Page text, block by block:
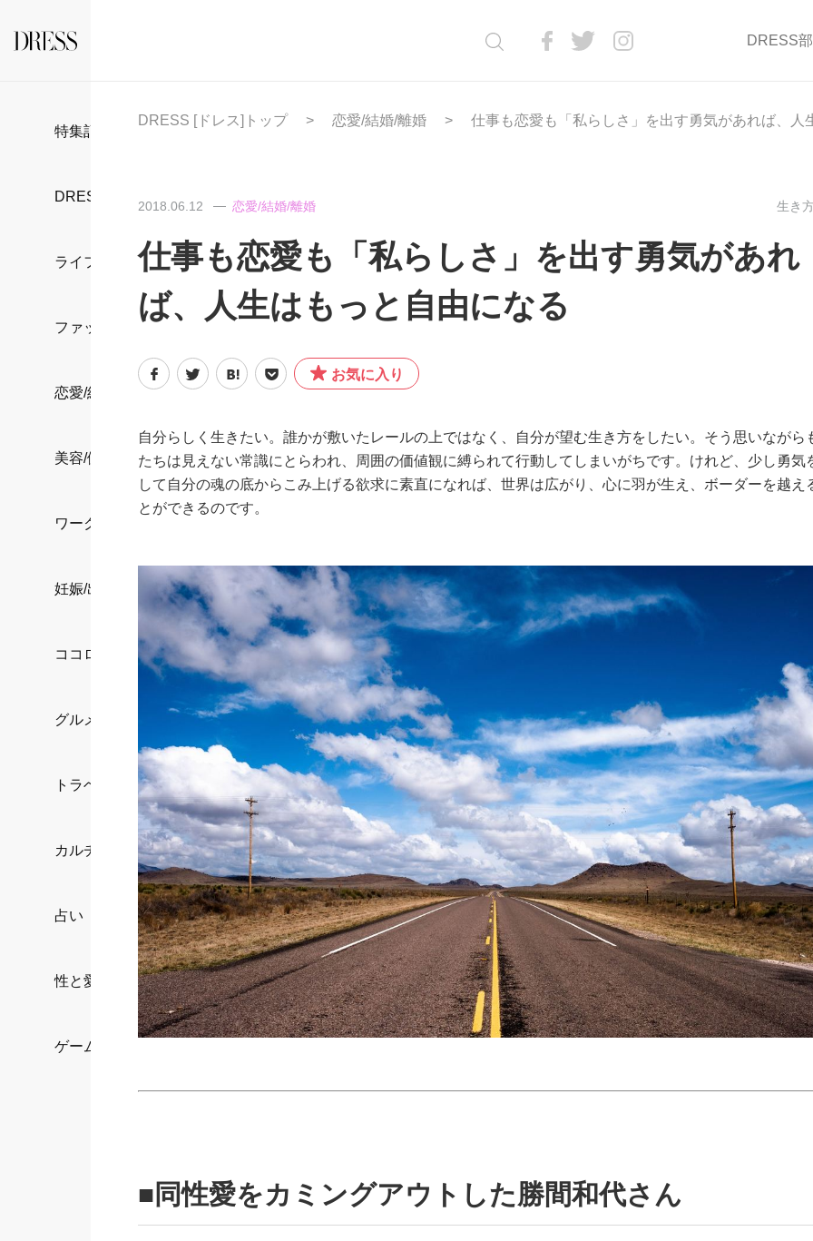
DRESS
特集記事
DRESS部活
ライフスタイル
ファッション
恋愛/結婚/離婚
美容/健康
ワークスタイル
妊娠/出産/家族
ココロ/カラダ
グルメ
トラベル
カルチャー/エンタメ
占い
性と愛
ゲーム
DRESS [ドレス]トップ 恋愛/結婚/離婚 仕事も恋愛も「私らしさ」を出す勇気があれば、人
2018.06.12 恋愛/結婚/離婚 生き
仕事も恋愛も「私らしさ」を出す勇気があれ
ば、人生はもっと自由になる
お気に入り
自分らしく生きたい。誰かが敷いたレールの上ではなく、自分が望む生き方をしたい。そう思いながら
たちは見えない常識にとらわれ、周囲の価値観に縛られて行動してしまいがちです。けれど、少し勇気
して自分の魂の底からこみ上げる欲求に素直になれば、世界は広がり、心に羽が生え、ボーダーを越え
とができるのです。
■同性愛をカミングアウトした勝間和代さん